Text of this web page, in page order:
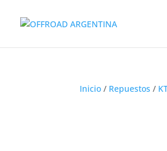
Inicio / Repuestos /